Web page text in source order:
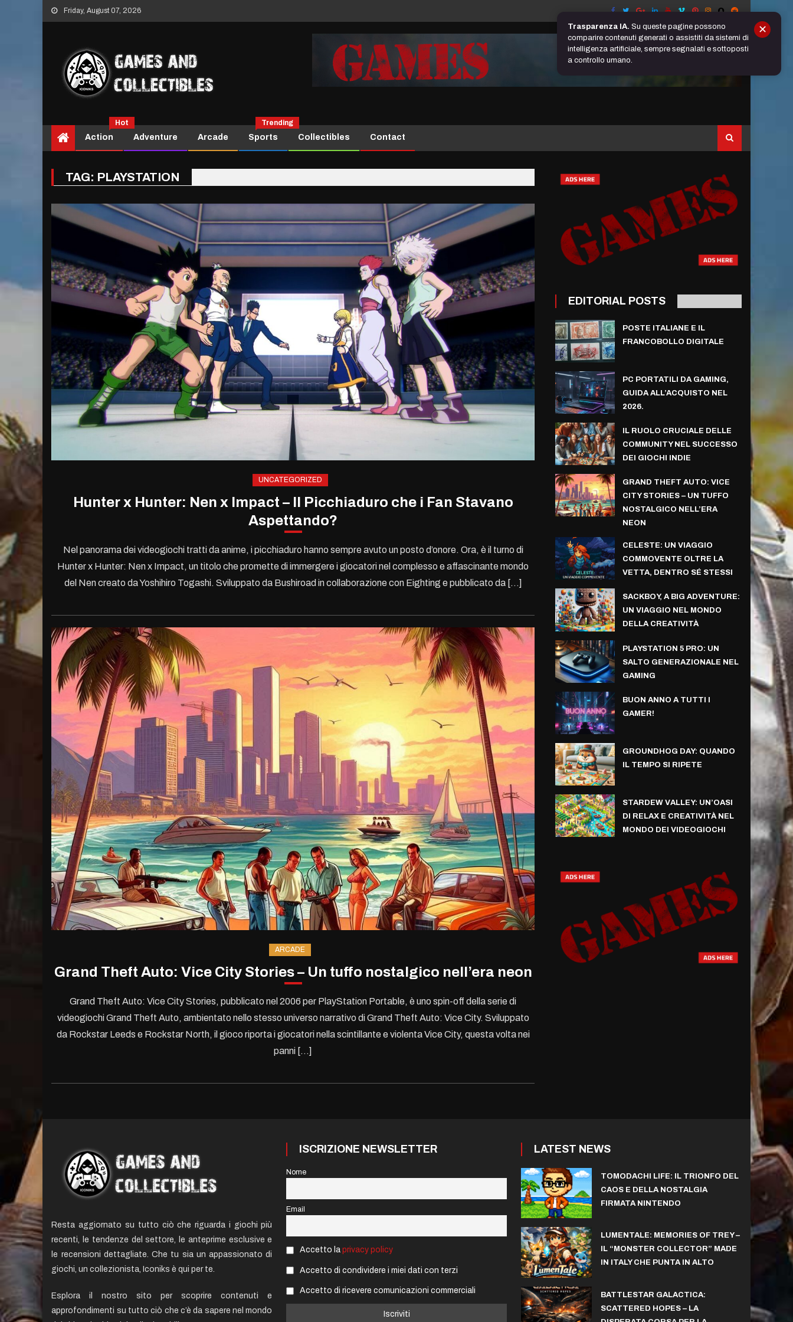
Skip
to
Friday, August 07, 2026
Action
Hot
Adventure Arcade Sports
Trending
Collectibles Contact
TAG: PLAYSTATION
UNCATEGORIZED
Hunter x Hunter: Nen x Impact – Il Picchiaduro che i Fan Stavano
Aspettando?
Nel panorama dei videogiochi tratti da anime, i picchiaduro hanno sempre avuto un posto d’onore. Ora, è il turno di
Hunter x Hunter: Nen x Impact, un titolo che promette di immergere i giocatori nel complesso e affascinante mondo
del Nen creato da Yoshihiro Togashi. Sviluppato da Bushiroad in collaborazione con Eighting e pubblicato da […]
ARCADE
Grand Theft Auto: Vice City Stories – Un tuffo nostalgico nell’era neon
Grand Theft Auto: Vice City Stories, pubblicato nel 2006 per PlayStation Portable, è uno spin-off della serie di
videogiochi Grand Theft Auto, ambientato nello stesso universo narrativo di Grand Theft Auto: Vice City. Sviluppato
da Rockstar Leeds e Rockstar North, il gioco riporta i giocatori nella scintillante e violenta Vice City, questa volta nei
panni […]
EDITORIAL POSTS
POSTE ITALIANE E IL
FRANCOBOLLO DIGITALE
PC PORTATILI DA GAMING,
GUIDA ALL’ACQUISTO NEL
2026.
IL RUOLO CRUCIALE DELLE
COMMUNITY NEL SUCCESSO
DEI GIOCHI INDIE
GRAND THEFT AUTO: VICE
CITY STORIES – UN TUFFO
NOSTALGICO NELL’ERA
NEON
CELESTE: UN VIAGGIO
COMMOVENTE OLTRE LA
VETTA, DENTRO SÉ STESSI
SACKBOY, A BIG ADVENTURE:
UN VIAGGIO NEL MONDO
DELLA CREATIVITÀ
PLAYSTATION 5 PRO: UN
SALTO GENERAZIONALE NEL
GAMING
BUON ANNO A TUTTI I
GAMER!
GROUNDHOG DAY: QUANDO
IL TEMPO SI RIPETE
STARDEW VALLEY: UN’OASI
DI RELAX E CREATIVITÀ NEL
MONDO DEI VIDEOGIOCHI
Resta aggiornato su tutto ciò che riguarda i giochi più
recenti, le tendenze del settore, le anteprime esclusive e
le recensioni dettagliate. Che tu sia un appassionato di
giochi, un collezionista, Iconiks è qui per te.
Esplora il nostro sito per scoprire contenuti e
approfondimenti su tutto ciò che c’è da sapere nel mondo
ISCRIZIONE NEWSLETTER
Nome
Email
Accetto laprivacy policy
Accetto di condividere i miei dati con terzi
Accetto di ricevere comunicazioni commerciali
LATEST NEWS
TOMODACHI LIFE: IL TRIONFO DEL
CAOS E DELLA NOSTALGIA
FIRMATA NINTENDO
LUMENTALE: MEMORIES OF TREY –
IL “MONSTER COLLECTOR” MADE
IN ITALY CHE PUNTA IN ALTO
BATTLESTAR GALACTICA:
SCATTERED HOPES – LA
Trasparenza IA. Su queste pagine possono
comparire contenuti generati o assistiti da sistemi di
intelligenza artificiale, sempre segnalati e sottoposti
a controllo umano.
✕